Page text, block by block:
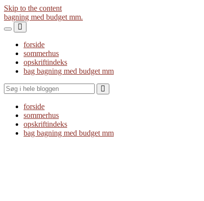
Skip to the content
bagning med budget mm.
Toggle
mobile
menu
Toggle
the
search
field
forside
sommerhus
opskriftindeks
bag bagning med budget mm
forside
sommerhus
opskriftindeks
bag bagning med budget mm